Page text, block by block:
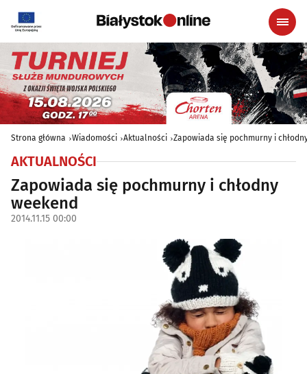
Strona główna Wiadomości Aktualności Zapowiada się pochmurny i
AKTUALNOŚCI
Zapowiada się pochmurny i chłodny
weekend
2014.11.15 00:00